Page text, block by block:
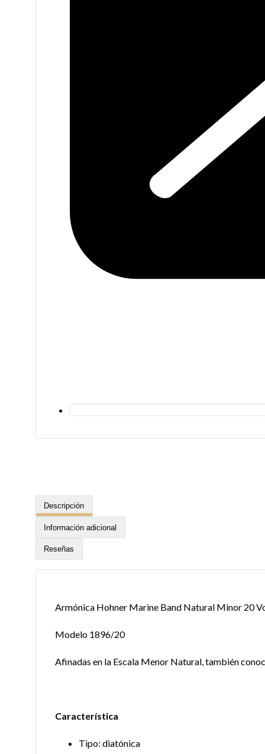
Descripción
Información adicional
Reseñas
Armónica Hohner Marine Band Natural Minor 20
Modelo 1896/20
Afinadas en la Escala Menor Natural, también
Característica
Tipo: diatónica